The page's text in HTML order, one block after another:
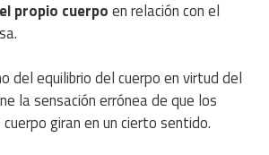
propio cuerpoen relación con el
del equilibrio del cuerpo en virtud del
la sensación errónea de que los
giran en un cierto sentido.